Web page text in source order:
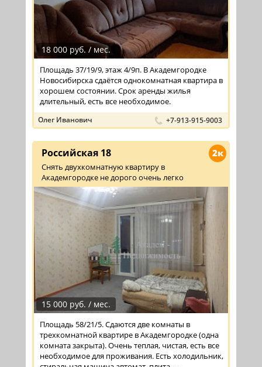
18 000 руб. / мес.
Площадь 37/19/9, этаж 4/9п. В Академгородке
Новосибирска сдаётся однокомнатная квартира в
хорошем состоянии. Срок аренды жилья
длительный, есть все необходимое.
Олег Иванович +7-913-915-9003
2к
Российская 18
Снять двухкомнатную квартиру в
Академгородке не дорого очень легко
15 000 руб. / мес.
Площадь 58/21/5. Сдаются две комнаты в
трехкомнатной квартире в Академгородке (одна
комната закрыта). Очень теплая, чистая, есть все
необходимое для проживания. Есть холодильник,